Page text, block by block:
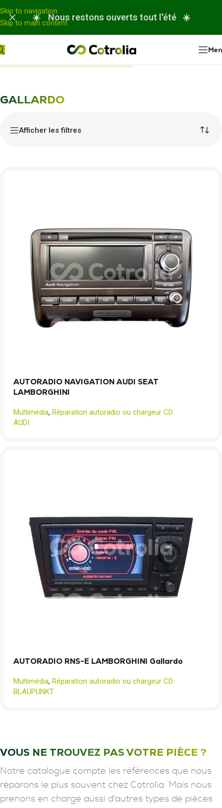
Panneau de gestion des cookies
Skip to navigation
Skip to main content
☀️ Nous restons ouverts tout l'été ☀️
GALLARDO
Afficher les filtres
AUTORADIO NAVIGATION AUDI SEAT
LAMBORGHINI
Multimédia, Réparation autoradio ou chargeur CD
AUDI
AUTORADIO RNS-E LAMBORGHINI Gallardo
Multimédia, Réparation autoradio ou chargeur CD
BLAUPUNKT
VOUS NE TROUVEZ PAS VOTRE PIÈCE ?
Notre catalogue compte les références que nous
réparons le plus souvent chez Cotrolia. Mais nous
prenons en charge aussi d'autres types de pièces